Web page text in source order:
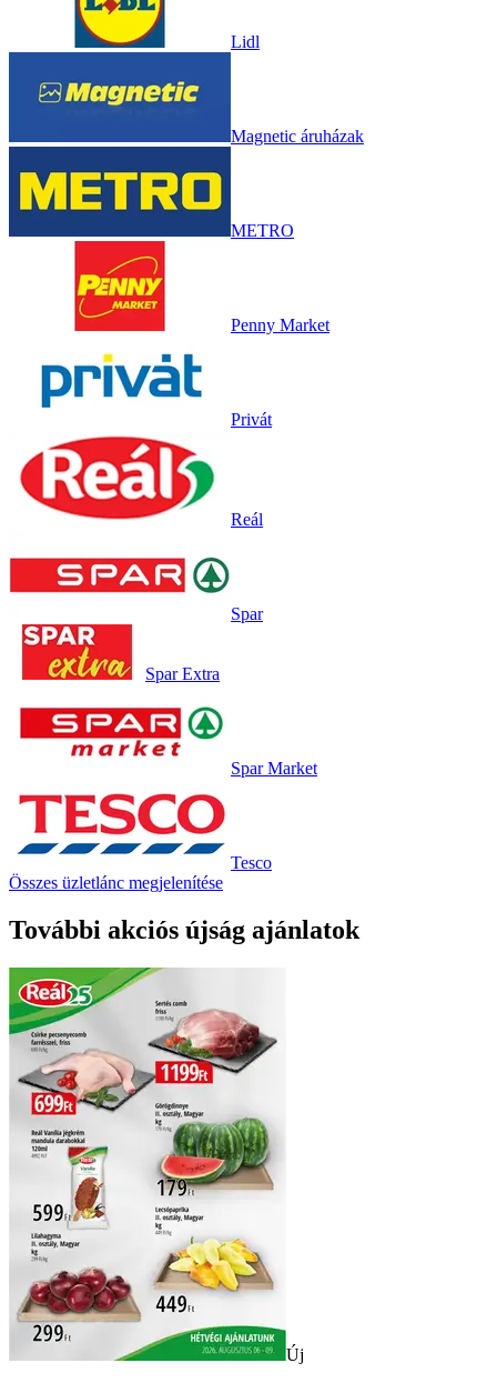
Lidl
Magnetic áruházak
METRO
Penny Market
Privát
Reál
Spar
Spar Extra
Spar Market
Tesco
Összes üzletlánc megjelenítése
További akciós újság ajánlatok
Új